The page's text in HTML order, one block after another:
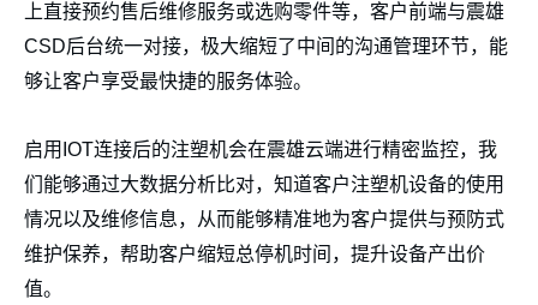
上直接预约售后维修服务或选购零件等，客户前端与震雄
CSD后台统一对接，极大缩短了中间的沟通管理环节，能
够让客户享受最快捷的服务体验。
启用IOT连接后的注塑机会在震雄云端进行精密监控，我
们能够通过大数据分析比对，知道客户注塑机设备的使用
情况以及维修信息，从而能够精准地为客户提供与预防式
维护保养，帮助客户缩短总停机时间，提升设备产出价
值。